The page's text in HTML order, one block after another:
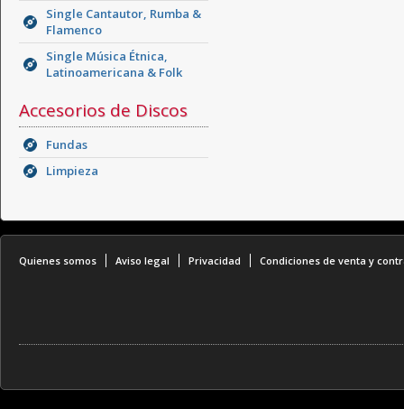
Single Cantautor, Rumba &
Flamenco
Single Música Étnica,
Latinoamericana & Folk
Accesorios de Discos
Fundas
Limpieza
Quienes somos Aviso legal Privacidad Condiciones de venta y